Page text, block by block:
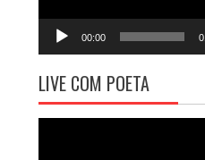
00:00
LIVE COM POETA